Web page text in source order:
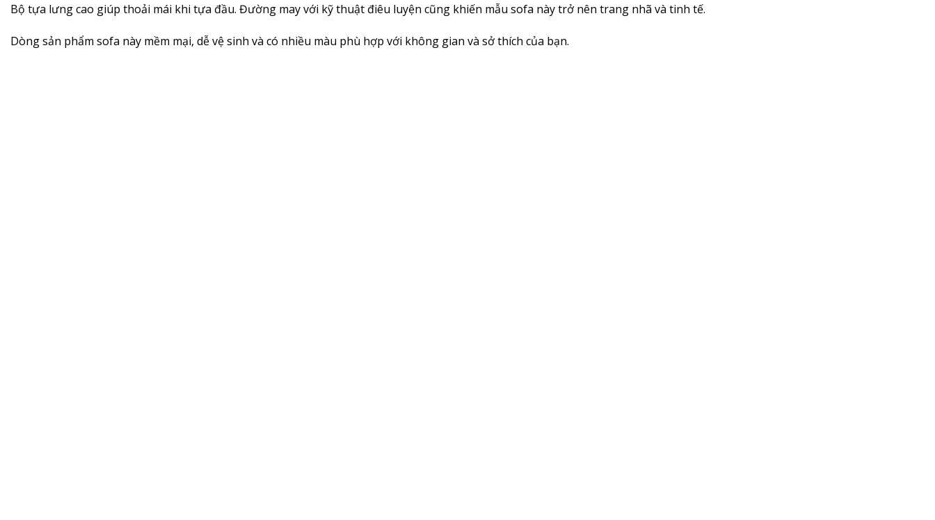
Bộ tựa lưng cao giúp thoải mái khi tựa đầu. Đường may với kỹ thuật điêu luyện cũng khiến mẫu sofa này trở nên trang nhã và tinh tế.
Dòng sản phẩm sofa này mềm mại, dễ vệ sinh và có nhiều màu phù hợp với không gian và sở thích của bạn.